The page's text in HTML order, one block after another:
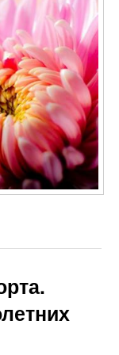
с фото